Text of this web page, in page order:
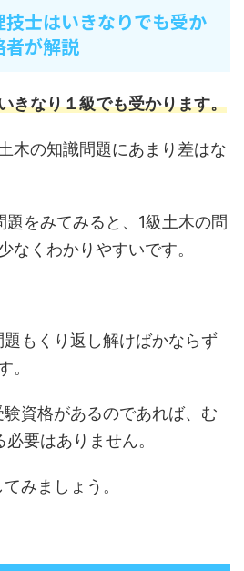
士はいきなりでも受か
者が解説
きなり１級でも受かります。
木の知識問題にあまり差はな
をみてみると、1級土木の問
なくわかりやすいです。
題もくり返し解けばかならず
。
資格があるのであれば、む
要はありません。
みましょう。